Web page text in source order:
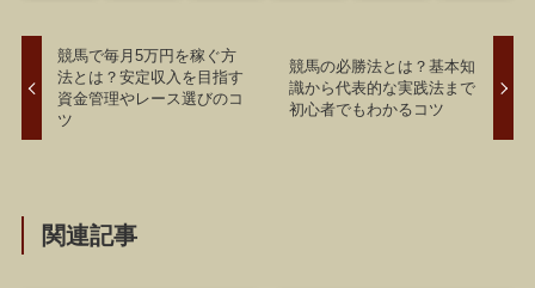
競馬で毎月5万円を稼ぐ方
法とは？安定収入を目指す
資金管理やレース選びのコ
ツ
競馬の必勝法とは？基本知
識から代表的な実践法まで
初心者でもわかるコツ
関連記事